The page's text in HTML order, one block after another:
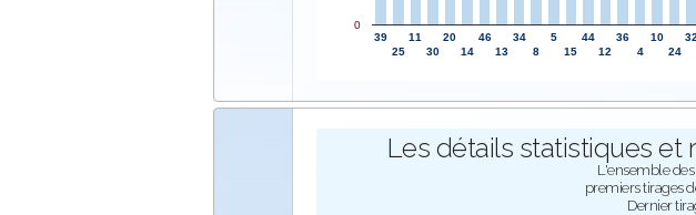
39
25
11
30
20
14
46
13
34
8
5
15
44
12
36
4
10
24
32
0
Les détails statistiques et
L'ensemble
premiers tirages
Dernier